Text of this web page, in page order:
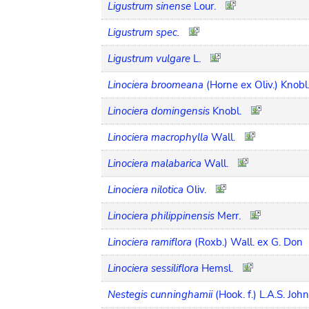
Ligustrum sinense Lour.
Ligustrum spec.
Ligustrum vulgare L.
Linociera broomeana (Horne ex Oliv.) Knobl.
Linociera domingensis Knobl.
Linociera macrophylla Wall.
Linociera malabarica Wall.
Linociera nilotica Oliv.
Linociera philippinensis Merr.
Linociera ramiflora (Roxb.) Wall. ex G. Don
Linociera sessiliflora Hemsl.
Nestegis cunninghamii (Hook. f.) L.A.S.